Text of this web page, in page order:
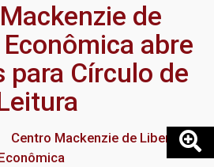
de
abre
para Círculo de
Centro Mackenzie de Liberdade